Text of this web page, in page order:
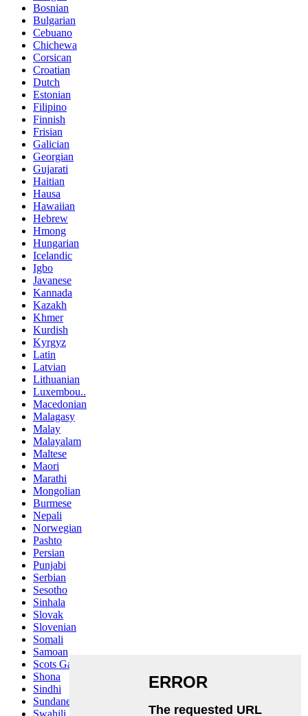
Bosnian
Bulgarian
Cebuano
Chichewa
Corsican
Croatian
Dutch
Estonian
Filipino
Finnish
Frisian
Galician
Georgian
Gujarati
Haitian
Hausa
Hawaiian
Hebrew
Hmong
Hungarian
Icelandic
Igbo
Javanese
Kannada
Kazakh
Khmer
Kurdish
Kyrgyz
Latin
Latvian
Lithuanian
Luxembou..
Macedonian
Malagasy
Malay
Malayalam
Maltese
Maori
Marathi
Mongolian
Burmese
Nepali
Norwegian
Pashto
Persian
Punjabi
Serbian
Sesotho
Sinhala
Slovak
Slovenian
Somali
Samoan
Scots Gaelic
Shona
Sindhi
Sundanese
Swahili